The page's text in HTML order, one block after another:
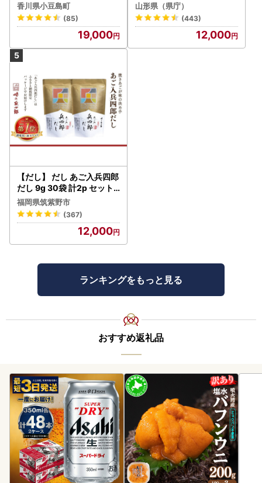
ーブオイル 食用油
香川県小豆島町
(85)
19,000
揚げ物 炒め物 サラダ 山形
県 食用油 食用オイル 調理
油 油 食品 山形県 F2Y-173
山形県（県庁）
(443)
12,000
【だし】 だし あご入兵四郎
だし 9g 30袋 計2p セット
21760217
福岡県筑紫野市
(367)
12,000
ランキングをもっと見る
おすすめ返礼品